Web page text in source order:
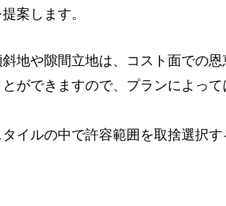
案します。
地や隙間立地は、コスト面での恩
ができますので、プランによっ
イルの中で許容範囲を取捨選択